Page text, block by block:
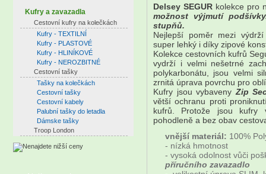
Delsey SEGUR kolekce pro
možnost výjmutí
stupňů.
Nejlepší poměr mezi
super lehký i díky zipové
Kolekce cestovních kufrů
vydrží i velmi nešetrné
polykarbonátu, jsou velmi
zrnitá úprava povrchu pro
Kufry jsou vybaveny Zip
větší ochranu proti
kufrů. Protože jsou kufry
pohodleně a bez obav
vnější materiál: 100%
- nízká hmotnost
- vysoká odolnost vůči
příručního zavazadlo
Kufry a zavazadla
Cestovní kufry na kolečkách
Kufry - TEXTILNÍ
Kufry - PLASTOVÉ
Kufry - HLINÍKOVÉ
Kufry - NEROZBITNÉ
Cestovní tašky
Tašky na kolečkách
Cestovní tašky
Cestovní kabely
Palubní tašky do letadla
Dámske tašky
Troop London